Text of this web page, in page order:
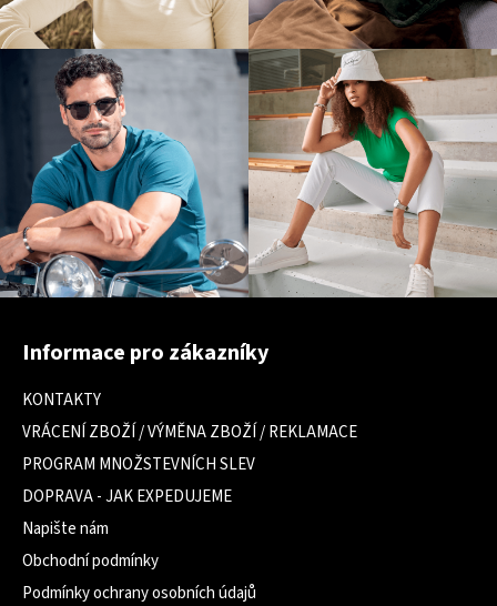
Z
Informace pro zákazníky
KONTAKTY
VRÁCENÍ ZBOŽÍ / VÝMĚNA ZBOŽÍ / REKLAMACE
PROGRAM MNOŽSTEVNÍCH SLEV
DOPRAVA - JAK EXPEDUJEME
Napište nám
Obchodní podmínky
Podmínky ochrany osobních údajů